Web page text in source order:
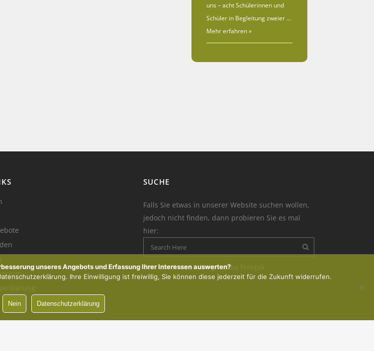
uns – acht Schülerinnen und
Schüler in Begleitung zweier …
Mehr erfahren »
SUCHE
Falls Sie etwas in unserer Website suchen wollen,
jedoch nicht finden, dann probieren Sie es mal
hier:
Ikon der Kerze : designed by Freepik
unseres Angebots und Erfassung Ihrer Interessen auswerten?
Ihre Einwilligung ist freiwillig, Sie können diese jederzeit für die Zukunft widerrufen.
Nein Datenschutzerklärung